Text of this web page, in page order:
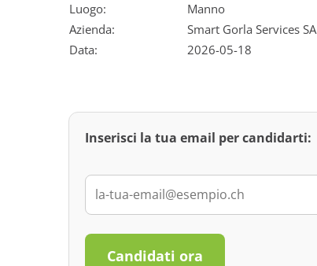
Luogo:
Manno
Azienda:
Smart Gorla Services SA
Data:
2026-05-18
Inserisci la tua email per candidarti:
Candidati ora